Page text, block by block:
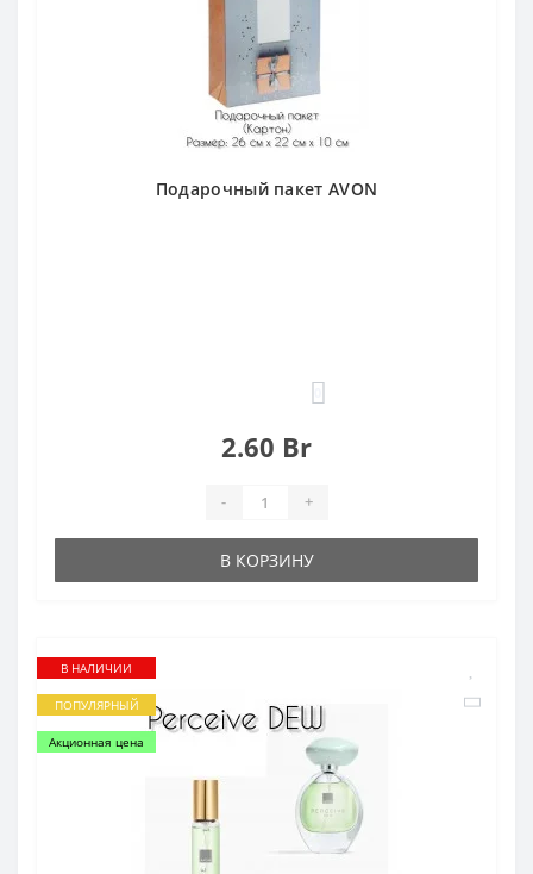
Подарочный пакет AVON
2.60 Br
- +
В КОРЗИНУ
В НАЛИЧИИ
ПОПУЛЯРНЫЙ
Акционная цена